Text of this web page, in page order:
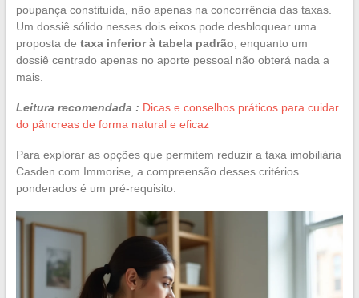
poupança constituída, não apenas na concorrência das taxas.
Um dossiê sólido nesses dois eixos pode desbloquear uma
proposta de taxa inferior à tabela padrão , enquanto um
dossiê centrado apenas no aporte pessoal não obterá nada a
mais.
Leitura recomendada : Dicas e conselhos práticos para cuidar
do pâncreas de forma natural e eficaz
Para explorar as opções que permitem reduzir a taxa imobiliária
Casden com Immorise, a compreensão desses critérios
ponderados é um pré-requisito.